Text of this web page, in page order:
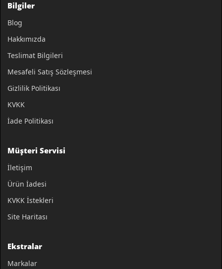
Bilgiler
Blog
Hakkımızda
Teslimat Bilgileri
Mesafeli Satış Sözleşmesi
Gizlilik Politikası
KVKK
İade Politikası
Müşteri Servisi
İletişim
Ürün İadesi
KVKK İstekleri
Site Haritası
Ekstralar
Markalar